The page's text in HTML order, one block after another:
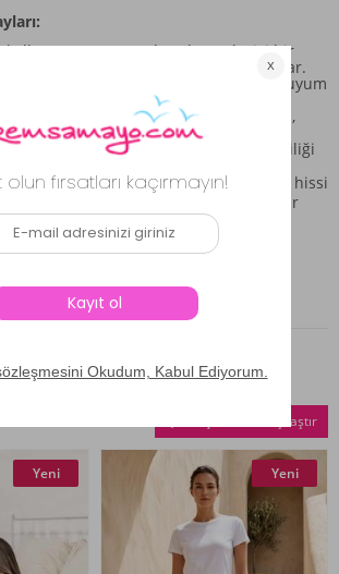
yapısı, üst gövdeye bütünleyici bir
detayıyla klasik bir dokunuş katar.
bel yapısı sayesinde vücuda doğal bir uyum
konfor sunar.
Mavi ve beyaz tonlarındaki çizgili desen,
bir görünüm kazandırır.
rahat kesimli yapısı, günlük hareketliliği
tasarlanmıştır.
dokusu sayesinde cilde nazik bir temas hissi
sayesinde gardırobunuza ferah bir
beden ölçüleri kaynak verilerde
Benzer Ürünler
Seçilenleri Karşılaştır
Yeni Yeni